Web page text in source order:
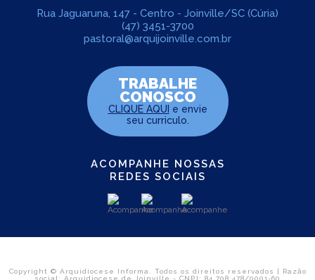
Rua Jaguaruna, 147 - Centro - Joinville/SC (Cúria)
(47) 3451-3700
pastoral@arquijoinville.com.br
TRABALHE
CONOSCO
CLIQUE AQUI e envie
seu curriculo.
ACOMPANHE NOSSAS
REDES SOCIAIS
Copyright © Arquidiocese Informa. Todos os direitos reservados | Razão
social: Arquidiocese de Joinville - CNPJ: 84.708.478/0001-60